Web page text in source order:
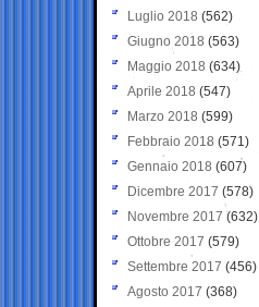
Luglio 2018 (562)
Giugno 2018 (563)
Maggio 2018 (634)
Aprile 2018 (547)
Marzo 2018 (599)
Febbraio 2018 (571)
Gennaio 2018 (607)
Dicembre 2017 (578)
Novembre 2017 (632)
Ottobre 2017 (579)
Settembre 2017 (456)
Agosto 2017 (368)